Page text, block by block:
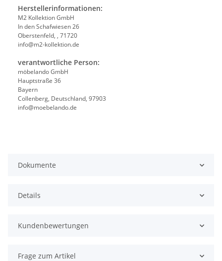
Herstellerinformationen:
M2 Kollektion GmbH
In den Schafwiesen 26
Oberstenfeld, , 71720
info@m2-kollektion.de
verantwortliche Person:
möbelando GmbH
Hauptstraße 36
Bayern
Collenberg, Deutschland, 97903
info@moebelando.de
Dokumente
Details
Kundenbewertungen
Frage zum Artikel